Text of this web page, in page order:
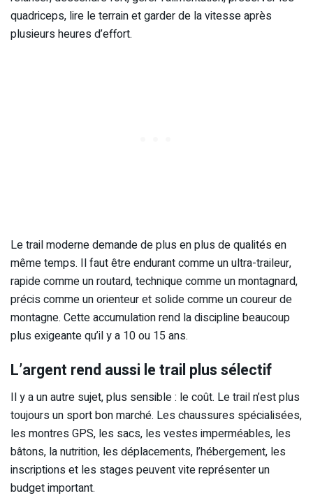
quadriceps, lire le terrain et garder de la vitesse après
plusieurs heures d’effort.
Le trail moderne demande de plus en plus de qualités en
même temps. Il faut être endurant comme un ultra-traileur,
rapide comme un routard, technique comme un montagnard,
précis comme un orienteur et solide comme un coureur de
montagne. Cette accumulation rend la discipline beaucoup
plus exigeante qu’il y a 10 ou 15 ans.
L’argent rend aussi le trail plus sélectif
Il y a un autre sujet, plus sensible : le coût. Le trail n’est plus
toujours un sport bon marché. Les chaussures spécialisées,
les montres GPS, les sacs, les vestes imperméables, les
bâtons, la nutrition, les déplacements, l’hébergement, les
inscriptions et les stages peuvent vite représenter un
budget important.